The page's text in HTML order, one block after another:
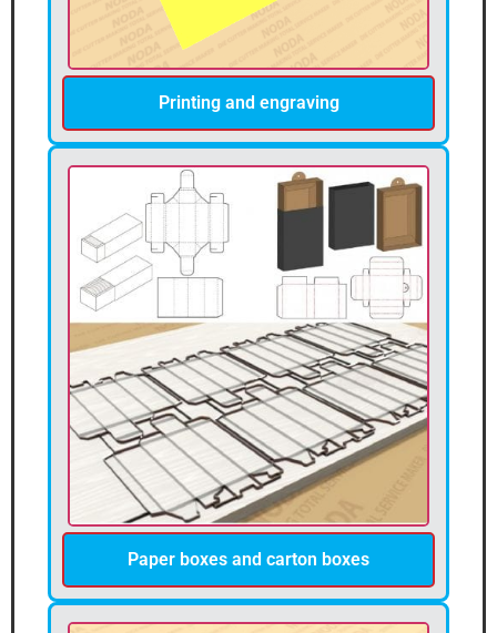
Printing and engraving
Paper boxes and carton boxes